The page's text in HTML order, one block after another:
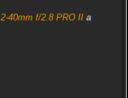
40mm f/2.8 PRO IIa